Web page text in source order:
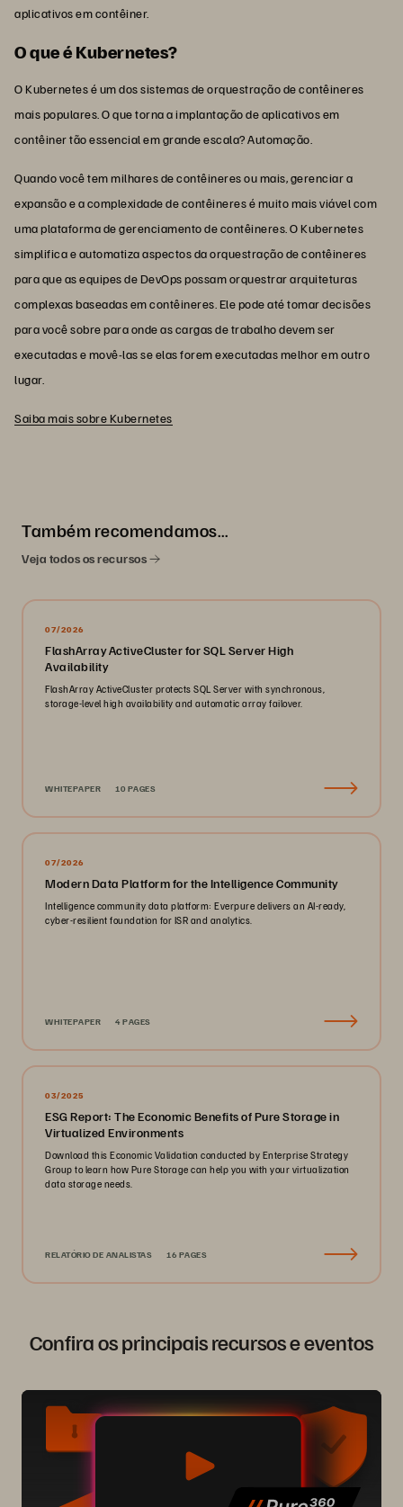
aplicativos em contêiner.
O que é Kubernetes?
O Kubernetes é um dos sistemas de orquestração de contêineres
mais populares. O que torna a implantação de aplicativos em
contêiner tão essencial em grande escala? Automação.
Quando você tem milhares de contêineres ou mais, gerenciar a
expansão e a complexidade de contêineres é muito mais viável com
uma plataforma de gerenciamento de contêineres. O Kubernetes
simplifica e automatiza aspectos da orquestração de contêineres
para que as equipes de DevOps possam orquestrar arquiteturas
complexas baseadas em contêineres. Ele pode até tomar decisões
para você sobre para onde as cargas de trabalho devem ser
executadas e movê-las se elas forem executadas melhor em outro
lugar.
Saiba mais sobre Kubernetes
Também recomendamos…
Veja todos os recursos
07/2026
FlashArray ActiveCluster for SQL Server High
Availability
FlashArray ActiveCluster protects SQL Server with synchronous,
storage-level high availability and automatic array failover.
WHITEPAPER 10 PAGES
07/2026
Modern Data Platform for the Intelligence Community
Intelligence community data platform: Everpure delivers an AI-ready,
cyber-resilient foundation for ISR and analytics.
WHITEPAPER 4 PAGES
03/2025
ESG Report: The Economic Benefits of Pure Storage in
Virtualized Environments
Download this Economic Validation conducted by Enterprise Strategy
Group to learn how Pure Storage can help you with your virtualization
data storage needs.
RELATÓRIO DE ANALISTAS 16 PAGES
Confira os principais recursos e eventos